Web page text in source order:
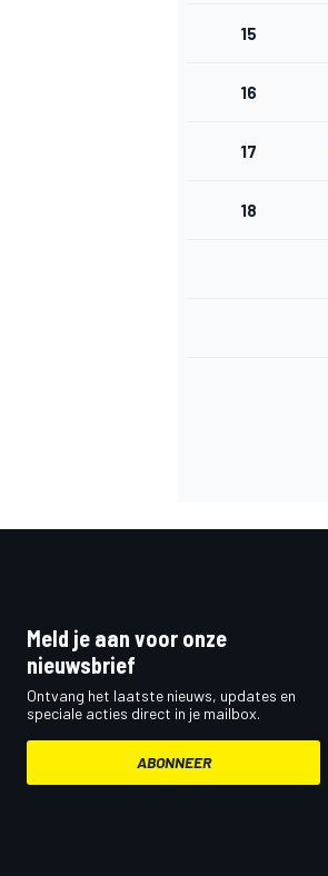
15
16
17
18
Meld je aan voor onze
nieuwsbrief
Ontvang het laatste nieuws, updates en
speciale acties direct in je mailbox.
ABONNEER